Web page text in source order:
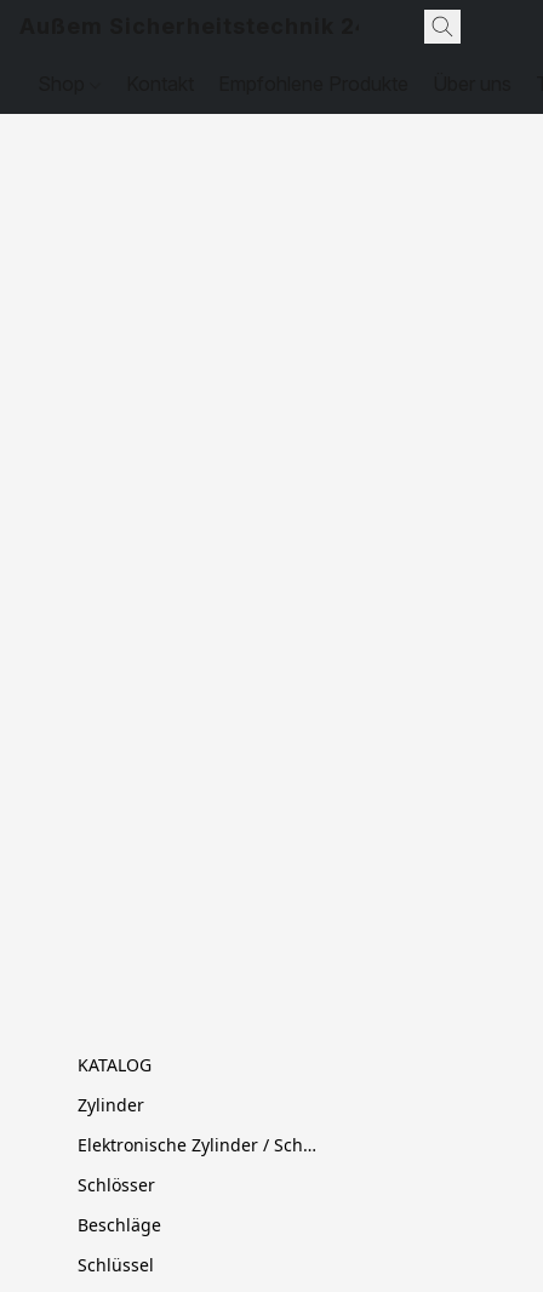
KATALOG
Zylinder
Elektronische Zylinder / Schließsysteme
Schlösser
Beschläge
Schlüssel